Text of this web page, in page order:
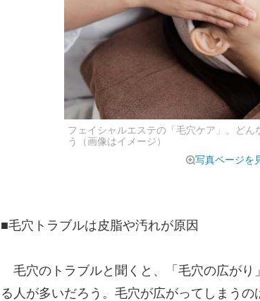
フェイシャルエステの「毛穴ケア」。どん
う（画像はイメージ）
写真ページを
■毛穴トラブルは皮脂や汚れが原因
毛穴のトラブルと聞くと、「毛穴の広がり
る人が多いだろう。毛穴が広がってしまう